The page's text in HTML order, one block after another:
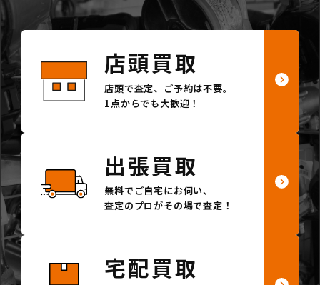
店頭買取
店頭で査定、ご予約は不要。
1点からでも大歓迎！
出張買取
無料でご自宅にお伺い、
査定のプロがその場で査定！
宅配買取